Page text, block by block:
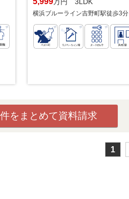
万円 3LDK
横浜ブルーライン吉野町駅徒歩3分
をまとめて資料請求
1